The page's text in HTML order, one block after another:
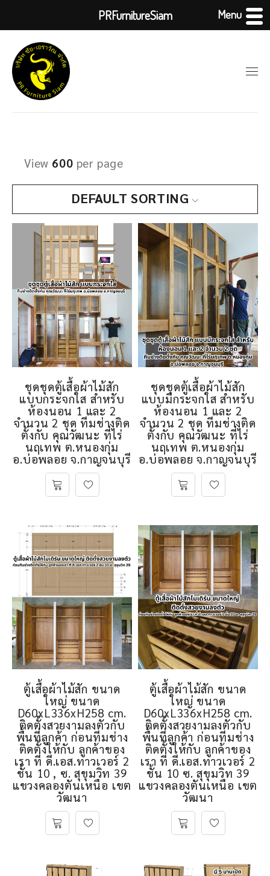
DEFAULT SORTING
View 600 per page
ชุดชุดตู้เสื้อผ้าไม้สัก
แบบกระจกใส สำหรับ
ห้องนอน 1 และ 2
จำนวน 2 ชุด ทีมช่างติด
ตั้งกับ คุณวัฒนะ ที่ไร่
นฤเทพ ต.หนองกุ่ม
อ.บ่อพลอย จ.กาญจนบุรี
ชุดชุดตู้เสื้อผ้าไม้สัก
แบบมีกระจกใส สำหรับ
ห้องนอน 1 และ 2
จำนวน 2 ชุด ทีมช่างติด
ตั้งกับ คุณวัฒนะ ที่ไร่
นฤเทพ ต.หนองกุ่ม
อ.บ่อพลอย จ.กาญจนบุรี
ตู้เสื้อผ้าไม้สัก ขนาด
ใหญ่ ขนาด
D60xL336xH258 cm.
ติดตั้งสวยงามลงตัวกับ
พื้นที่ลูกค้า ก่อนทีมช่าง
ติดตั้งให้กับ ลูกค้าของ
เรา ที่ ดี.เอส.ทาวเวอร์ 2
ชั้น 10 , ซ. สุขุมวิท 39
แขวงคลองตันเหนือ เขต
วัฒนา
ตู้เสื้อผ้าไม้สัก ขนาด
ใหญ่ ขนาด
D60xL336xH258 cm.
ติดตั้งสวยงามลงตัวกับ
พื้นที่ลูกค้า ก่อนทีมช่าง
ติดตั้งให้กับ ลูกค้าของ
เรา ที่ ดี.เอส.ทาวเวอร์ 2
ชั้น 10 ซ. สุขุมวิท 39
แขวงคลองตันเหนือ เขต
วัฒนา
PRFurnitureSiam Menu